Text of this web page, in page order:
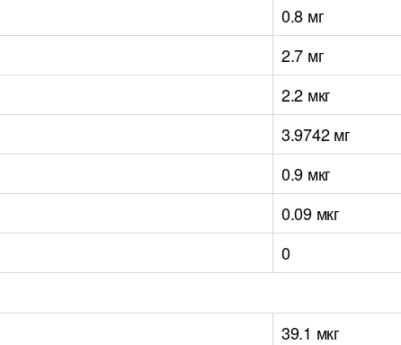
0.8 мг
2.7 мг
2.2 мкг
3.9742 мг
0.9 мкг
0.09 мкг
0
39.1 мкг